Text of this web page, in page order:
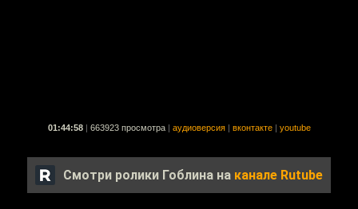
01:44:58 663923 просмотра аудиоверсия вконтакте youtube
Смотри ролики Гоблина на канале Rutube